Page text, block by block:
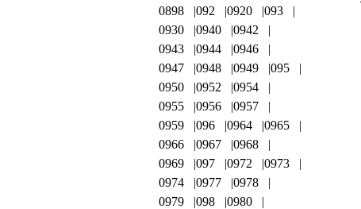
0898
092 0920
093
0930
0940
0942
0943
0944
0946
0947
0948 0949
095
0950
0952
0954
0955
0956
0957
0959
096 0964
0965
0966
0967
0968
0969
097 0972
0973
0974
0977
0978
0979
098
0980